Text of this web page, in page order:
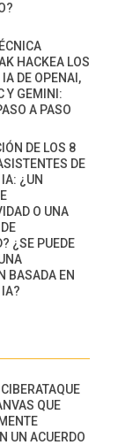
HACKEA LOS
IA DE OPENAI,
Y GEMINI:
A PASO
DE LOS 8
DE
¿UN
O UNA
¿SE PUEDE
BASADA EN
IA?
QUE
UN ACUERDO